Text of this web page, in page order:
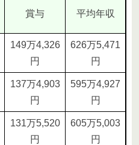
賞与 平均年収
149万4,326
円
626万5,471
円
137万4,903
円
595万4,927
円
131万5,520
円
605万5,003
円